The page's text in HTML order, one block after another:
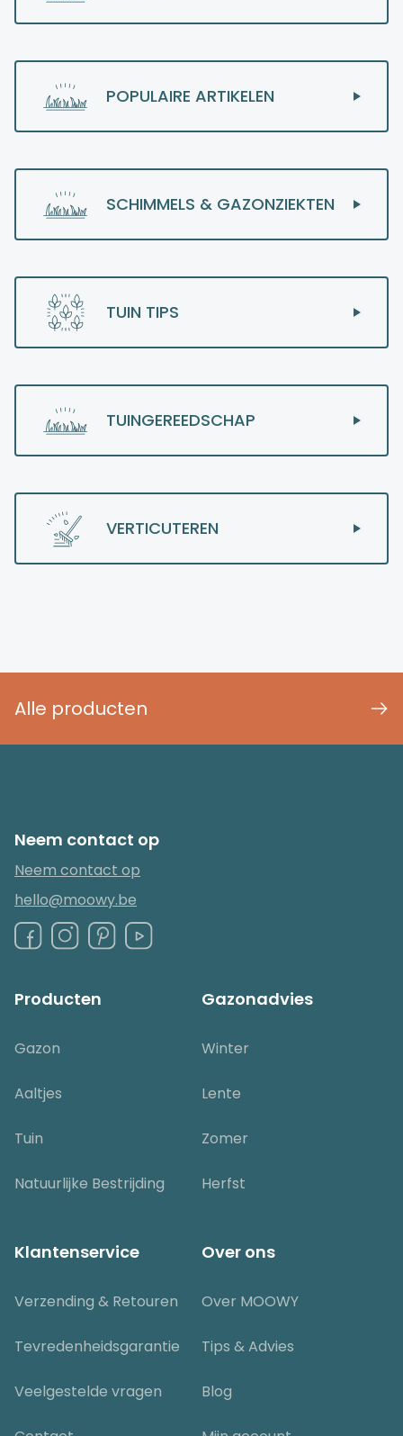
POPULAIRE ARTIKELEN
SCHIMMELS & GAZONZIEKTEN
TUIN TIPS
TUINGEREEDSCHAP
VERTICUTEREN
Alle producten
Neem contact op
Neem contact op
hello@moowy.be
Producten
Gazon
Aaltjes
Tuin
Natuurlijke Bestrijding
Gazonadvies
Winter
Lente
Zomer
Herfst
Klantenservice
Verzending & Retouren
Tevredenheidsgarantie
Veelgestelde vragen
Over ons
Over MOOWY
Tips & Advies
Blog